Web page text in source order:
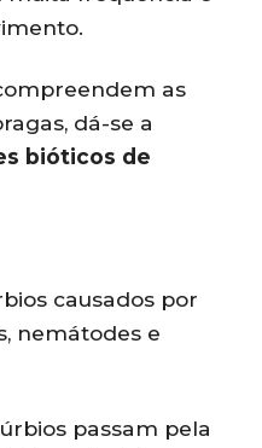
as
dá-se a
bióticos de
causados por
nemátodes e
passam pela